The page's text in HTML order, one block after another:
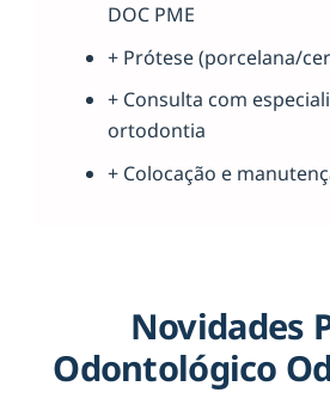
DOC PME
+ Prótese (porcelana/
+ Consulta com
ortodontia
+ Colocação e
Novidades
Odontológico